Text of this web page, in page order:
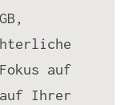
auf
Ihrer